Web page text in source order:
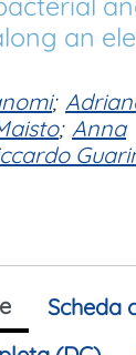
an
;
; Anna
Scheda